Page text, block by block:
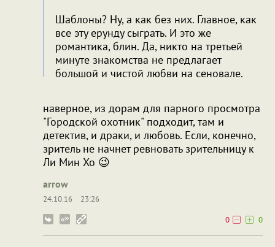
Шаблоны? Ну, а как без них. Главное, как
все эту ерунду сыграть. И это же
романтика, блин. Да, никто на третьей
минуте знакомства не предлагает
большой и чистой любви на сеновале.
наверное, из дорам для парного просмотра
"Городской охотник" подходит, там и
детектив, и драки, и любовь. Если, конечно,
зритель не начнет ревновать зрительницу к
Ли Мин Хо 😉
arrow
24.10.16
23:26
0
0